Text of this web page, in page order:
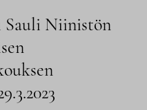
Sauli Niinistön